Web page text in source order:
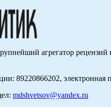
агрегатор
89220866202, электронная
mdshvetsov@yandex.ru